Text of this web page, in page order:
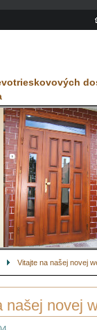
Vitajte na našej novej
našej novej